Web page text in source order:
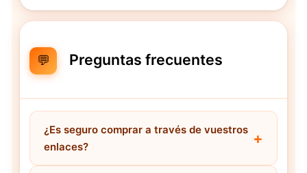
💬 Preguntas frecuentes
¿Es seguro comprar a través de vuestros
enlaces?